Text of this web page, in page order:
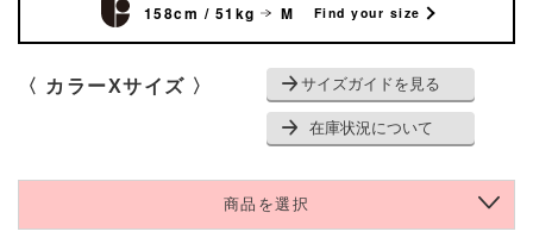
158cm / 51kg M Find your size
〈 カラーXサイズ 〉 サイズガイドを見る
在庫状況について
商品を選択